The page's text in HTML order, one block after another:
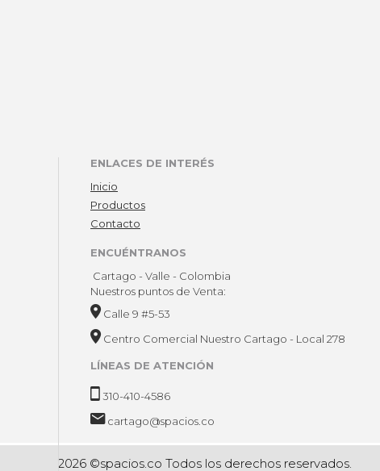
ENLACES DE INTERÉS
Inicio
Productos
Contacto
ENCUÉNTRANOS
Cartago - Valle - Colombia
Nuestros puntos de Venta:
Calle 9 #5-53
Centro Comercial Nuestro Cartago - Local 278
LÍNEAS DE ATENCIÓN
310-410-4586
cartago@spacios.co
2026 ©spacios.co Todos los derechos reservados.